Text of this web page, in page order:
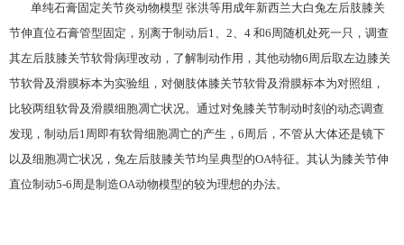
单纯石膏固定关节炎动物模型 张洪等用成年新西兰大白兔左后肢膝关
节伸直位石膏管型固定，别离于制动后1、2、4 和6周随机处死一只，调查
其左后肢膝关节软骨病理改动，了解制动作用，其他动物6周后取左边膝关
节软骨及滑膜标本为实验组，对侧肢体膝关节软骨及滑膜标本为对照组，
比较两组软骨及滑膜细胞凋亡状况。通过对兔膝关节制动时刻的动态调查
发现，制动后1周即有软骨细胞凋亡的产生，6周后，不管从大体还是镜下
以及细胞凋亡状况，兔左后肢膝关节均呈典型的OA特征。其认为膝关节伸
直位制动5-6周是制造OA动物模型的较为理想的办法。